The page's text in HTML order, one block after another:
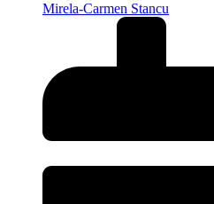
Mirela-Carmen Stancu